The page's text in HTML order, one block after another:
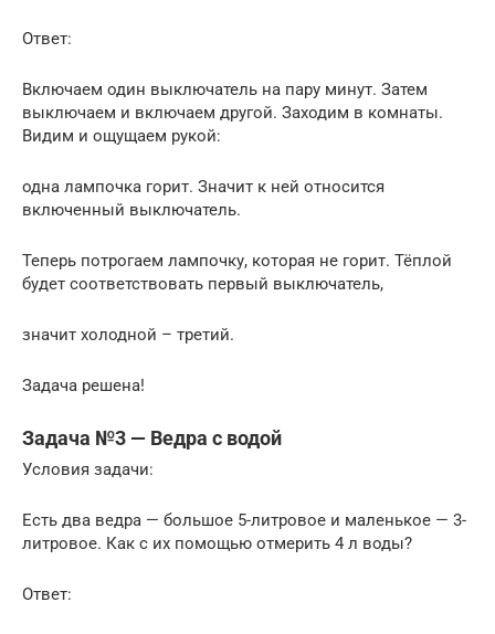
Ответ:
Включаем один выключатель на пару минут. Затем
выключаем и включаем другой. Заходим в комнаты.
Видим и ощущаем рукой:
одна лампочка горит. Значит к ней относится
включенный выключатель.
Теперь потрогаем лампочку, которая не горит. Тёплой
будет соответствовать первый выключатель,
значит холодной – третий.
Задача решена!
Задача №3 — Ведра с водой
Условия задачи:
Есть два ведра — большое 5-литровое и маленькое — 3-
литровое. Как с их помощью отмерить 4 л воды?
Ответ: